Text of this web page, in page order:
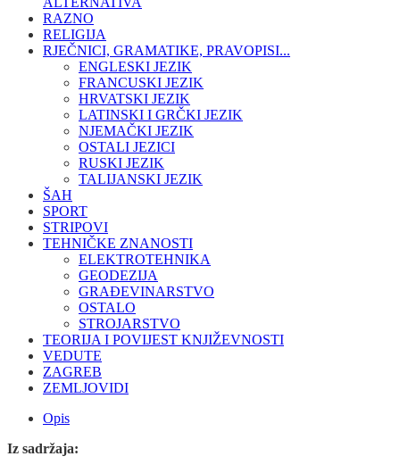
RAZNO
RELIGIJA
RJEČNICI, GRAMATIKE, PRAVOPISI...
ENGLESKI JEZIK
FRANCUSKI JEZIK
HRVATSKI JEZIK
LATINSKI I GRČKI JEZIK
NJEMAČKI JEZIK
OSTALI JEZICI
RUSKI JEZIK
TALIJANSKI JEZIK
ŠAH
SPORT
STRIPOVI
TEHNIČKE ZNANOSTI
ELEKTROTEHNIKA
GEODEZIJA
GRAĐEVINARSTVO
OSTALO
STROJARSTVO
TEORIJA I POVIJEST KNJIŽEVNOSTI
VEDUTE
ZAGREB
ZEMLJOVIDI
Opis
Iz sadržaja: